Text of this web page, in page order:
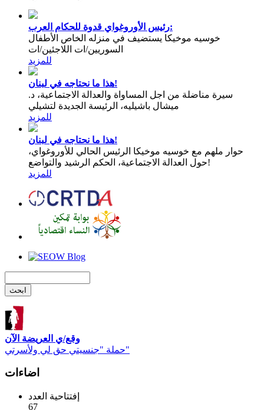
رئيس الأوروغواي قدوة للحكام العرب:
خوسيه موخيكا يستضيف في منزله الخاص الأطفال
السوريين/ات اللاجئين/ات
للمزيد
هذا ما نحتاجه في لبنان!
سيرة مناضلة من اجل المساواة والعدالة الاجتماعية، د.
ميشال باشيليه، الرئيسة الجديدة لتشيلي
للمزيد
هذا ما نحتاجه في لبنان!
حوار ملهم مع خوسيه موخيكا الرئيس الحالي للأوروغواي،
حول العدالة الاجتماعية، الحكم الرشيد والتواضع!
للمزيد
وقع/ي العريضة الآن
حملة "جنسيتي حق لي ولأسرتي"
اضاءات
إفتتاحية العدد
67